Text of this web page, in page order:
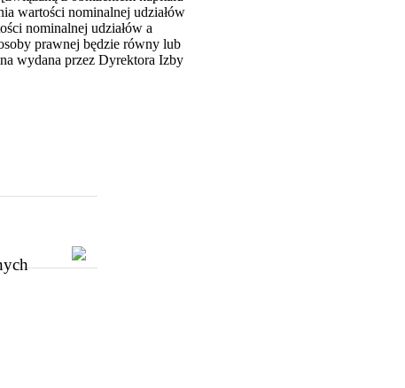
wartości nominalnej udziałów
nominalnej udziałów a
prawnej będzie równy lub
wydana przez Dyrektora Izby